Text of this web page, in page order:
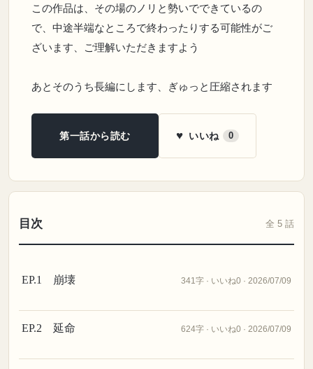
この作品は、その場のノリと勢いでできているの
で、中途半端なところで終わったりする可能性がご
ざいます、ご理解いただきますよう
あとそのうち長編にします、ぎゅっと圧縮されます
第一話から読む ♥ いいね 0
目次 全 5 話
EP.1 崩壊 341字 · いいね0 · 2026/07/09
EP.2 延命 624字 · いいね0 · 2026/07/09